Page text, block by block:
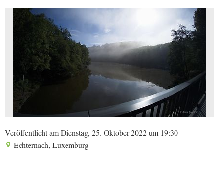
Veröffentlicht am Dienstag, 25. Oktober 2022 um 19:30
Echternach, Luxemburg